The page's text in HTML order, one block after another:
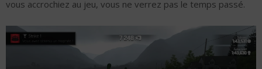
vous accrochiez au jeu, vous ne verrez pas le temps passé.